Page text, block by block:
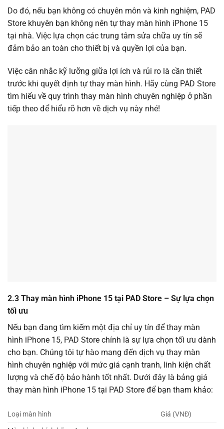
Do đó, nếu bạn không có chuyên môn và kinh nghiệm, PAD
Store khuyên bạn không nên tự thay màn hình iPhone 15
tại nhà. Việc lựa chọn các trung tâm sửa chữa uy tín sẽ
đảm bảo an toàn cho thiết bị và quyền lợi của bạn.
Việc cân nhắc kỹ lưỡng giữa lợi ích và rủi ro là cần thiết
trước khi quyết định tự thay màn hình. Hãy cùng PAD Store
tìm hiểu về quy trình thay màn hình chuyên nghiệp ở phần
tiếp theo để hiểu rõ hơn về dịch vụ này nhé!
2.3 Thay màn hình iPhone 15 tại PAD Store – Sự lựa chọn
tối ưu
Nếu bạn đang tìm kiếm một địa chỉ uy tín để thay màn
hình iPhone 15, PAD Store chính là sự lựa chọn tối ưu dành
cho bạn. Chúng tôi tự hào mang đến dịch vụ thay màn
hình chuyên nghiệp với mức giá cạnh tranh, linh kiện chất
lượng và chế độ bảo hành tốt nhất. Dưới đây là bảng giá
thay màn hình iPhone 15 tại PAD Store để bạn tham khảo:
Loại màn hình
Giá (VNĐ)